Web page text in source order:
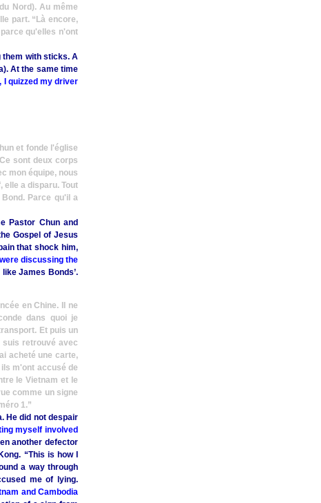
Nord). Au même
part. “Là encore,
qu'elles n'ont
them with sticks. A
At the same time
I quizzed my driver
et fonde l'église
sont deux corps
mon équipe, nous
a disparu. Tout
Parce qu'il a
Pastor Chun and
Gospel of Jesus
that shock him,
discussing the
James Bonds’.
en Chine. Il ne
dans quoi je
Et puis un
suis retrouvé avec
acheté une carte,
m'ont accusé de
le Vietnam et le
comme un signe
1.”
He did not despair
myself involved
another defector
“This is how I
a way through
me of lying.
and Cambodia